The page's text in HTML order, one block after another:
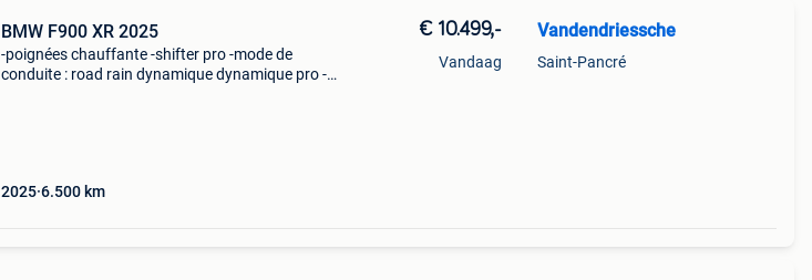
BMW F900 XR 2025
-poignées chauffante -shifter pro -mode de
conduite : road rain dynamique dynamique pro -
2025 6.500 km
€ 10.499,-
Vandaag
Vandendriessche
Saint-Pancré